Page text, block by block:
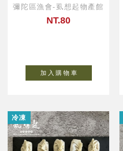
彌陀區漁會-虱想起物產館
NT.80
加 入 購 物 車
冷凍